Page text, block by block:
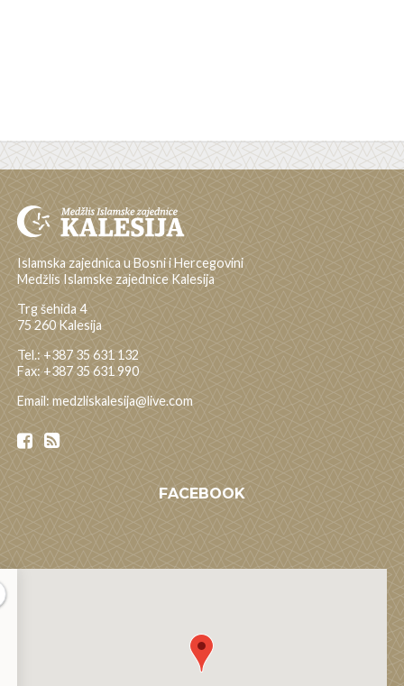
Islamska zajednica u Bosni i Hercegovini
Medžlis Islamske zajednice Kalesija
Trg šehida 4
75 260 Kalesija
Tel.: +387 35 631 132
Fax: +387 35 631 990
Email: medzliskalesija@live.com
FACEBOOK